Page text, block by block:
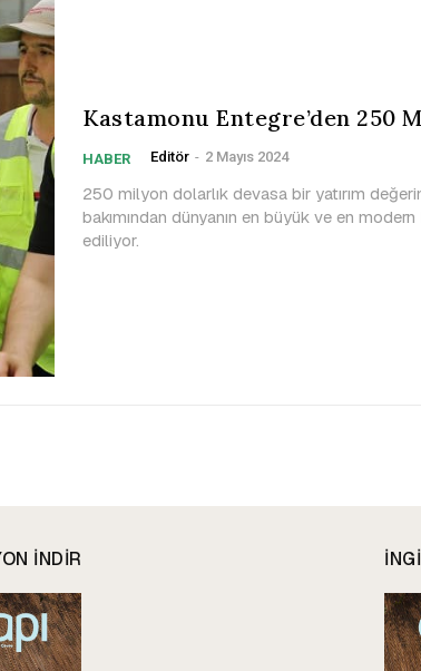
Kastamonu Entegre’den 250
HABER Editör - 2 Mayıs 2024
250 milyon dolarlık devasa bir yatırım
bakımından dünyanın en büyük ve en
ediliyor.
INDIR